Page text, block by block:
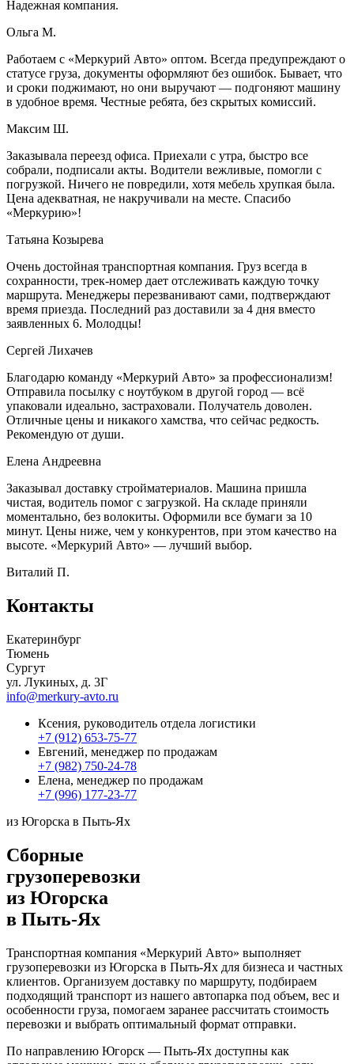
Надежная компания.
Ольга М.
Работаем с «Меркурий Авто» оптом. Всегда предупреждают о
статусе груза, документы оформляют без ошибок. Бывает, что
и сроки поджимают, но они выручают — подгоняют машину
в удобное время. Честные ребята, без скрытых комиссий.
Максим Ш.
Заказывала переезд офиса. Приехали с утра, быстро все
собрали, подписали акты. Водители вежливые, помогли с
погрузкой. Ничего не повредили, хотя мебель хрупкая была.
Цена адекватная, не накручивали на месте. Спасибо
«Меркурию»!
Татьяна Козырева
Очень достойная транспортная компания. Груз всегда в
сохранности, трек-номер дает отслеживать каждую точку
маршрута. Менеджеры перезванивают сами, подтверждают
время приезда. Последний раз доставили за 4 дня вместо
заявленных 6. Молодцы!
Сергей Лихачев
Благодарю команду «Меркурий Авто» за профессионализм!
Отправила посылку с ноутбуком в другой город — всё
упаковали идеально, застраховали. Получатель доволен.
Отличные цены и никакого хамства, что сейчас редкость.
Рекомендую от души.
Елена Андреевна
Заказывал доставку стройматериалов. Машина пришла
чистая, водитель помог с загрузкой. На складе приняли
моментально, без волокиты. Оформили все бумаги за 10
минут. Цены ниже, чем у конкурентов, при этом качество на
высоте. «Меркурий Авто» — лучший выбор.
Виталий П.
Контакты
Екатеринбург
Тюмень
Сургут
ул. Лукиных, д. 3Г
info@merkury-avto.ru
Ксения, руководитель отдела логистики
+7 (912) 653-75-77
Евгений, менеджер по продажам
+7 (982) 750-24-78
Елена, менеджер по продажам
+7 (996) 177-23-77
из Югорска в Пыть-Ях
Сборные
грузоперевозки
из Югорска
в Пыть-Ях
Транспортная компания «Меркурий Авто» выполняет
грузоперевозки из Югорска в Пыть-Ях для бизнеса и частных
клиентов. Организуем доставку по маршруту, подбираем
подходящий транспорт из нашего автопарка под объем, вес и
особенности груза, помогаем заранее рассчитать стоимость
перевозки и выбрать оптимальный формат отправки.
По направлению Югорск — Пыть-Ях доступны как